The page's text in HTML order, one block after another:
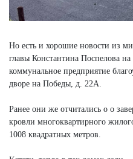
Но есть и хорошие новости из
главы Константина Поспелова
коммунальное предприятие
дворе на Победы, д. 22А.
Ранее они же отчитались о о
кровли многоквартирного
1008 квадратных метров.